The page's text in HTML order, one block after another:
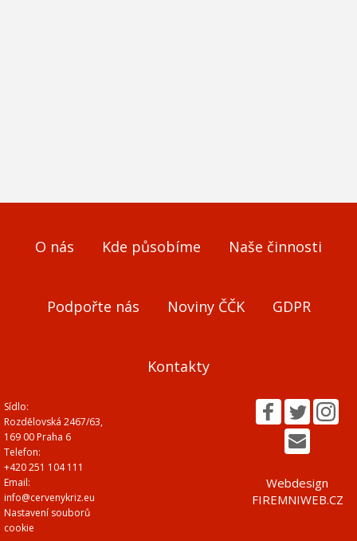
O nás Kde působíme Naše činnosti
Podpořte nás Noviny ČČK GDPR
Kontakty
Sídlo:
Rozdělovská 2467/63,
169 00 Praha 6
Telefon:
+420 251 104 111
Email:
info@cervenykriz.eu
Nastavení souborů
cookie
Webdesign
FIREMNIWEB.CZ